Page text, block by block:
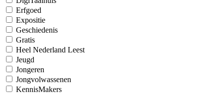
Erfgoed
Expositie
Geschiedenis
Gratis
Heel Nederland Leest
Jeugd
Jongeren
Jongvolwassenen
KennisMakers